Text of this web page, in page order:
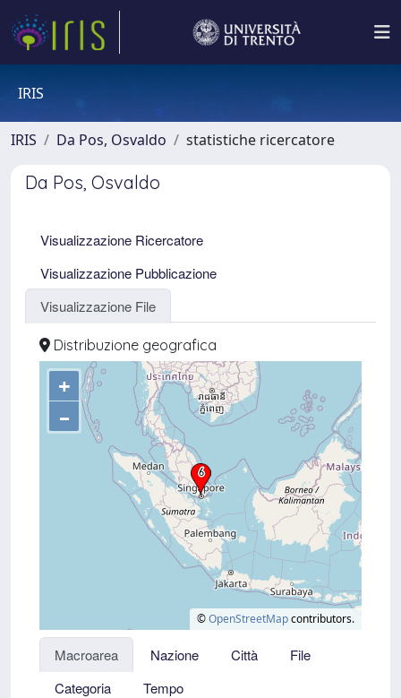
IRIS
IRIS Da Pos, Osvaldo statistiche ricercatore
Da Pos, Osvaldo
Visualizzazione Ricercatore
Visualizzazione Pubblicazione
Visualizzazione File
Distribuzione geografica
+
–
©OpenStreetMapcontributors.
Macroarea Nazione Città
File
Categoria
Tempo